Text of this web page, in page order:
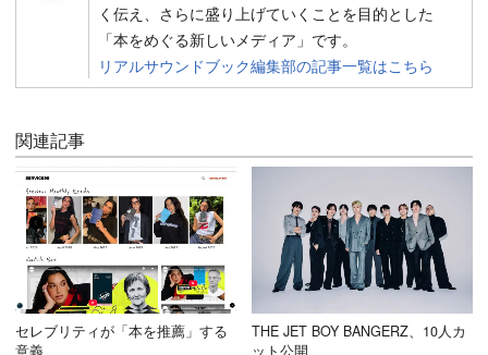
く伝え、さらに盛り上げていくことを目的とした
「本をめぐる新しいメディア」です。
リアルサウンドブック編集部の記事一覧はこちら
関連記事
セレブリティが「本を推薦」する
THE JET BOY BANGERZ、10人カ